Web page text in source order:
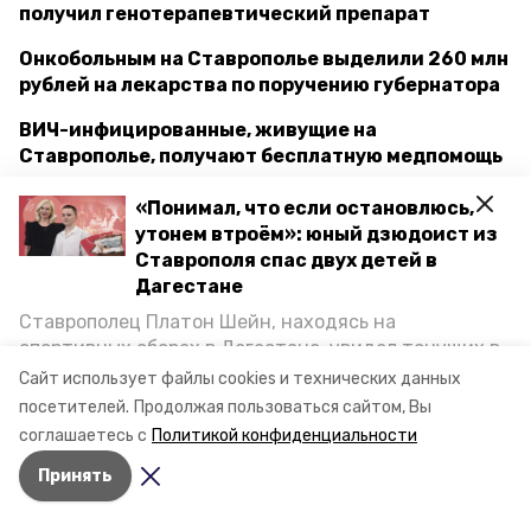
Сайт использует файлы cookies и технических данных
посетителей. Продолжая пользоваться сайтом, Вы
соглашаетесь с Политикой конфиденциальности
Принять
«Понимал, что если остановлюсь,
утонем втроём»: юный дзюдоист из
Ставрополя спас двух детей в
Дагестане
Ставрополец Платон Шейн, находясь на
спортивных сборах в Дегестане, увидел тонущих в
Каспийском море детей и бросился на помощь. По
возвращении домой, отважного мальчика
пригласили в министерство образования края и
наградили. Корреспондент «Победы26» пообщался
с юным героем.
получил генотерапевтический препарат
Онкобольным на Ставрополье выделили 260 млн
рублей на лекарства по поручению губернатора
ВИЧ-инфицированные, живущие на
Ставрополье, получают бесплатную медпомощь
яйца вакцина корь
дефицит вакцины от кори
путин президент владимир путин
прямая линия владимира путина
Авторы: Юлия Яковенко